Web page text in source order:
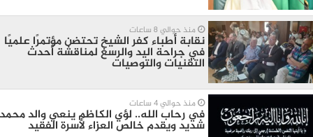
منذ حوالي 8 ساعات
نقابة أطباء كفر الشيخ تحتضن مؤتمرًا علميًا
في جراحة اليد والرسغ لمناقشة أحدث
التقنيات والتوصيات
منذ حوالي 4 ساعات
في رحاب الله.. لؤي الكاظم ينعي والد محمد
شديد ويقدم خالص العزاء لأسرة الفقيد